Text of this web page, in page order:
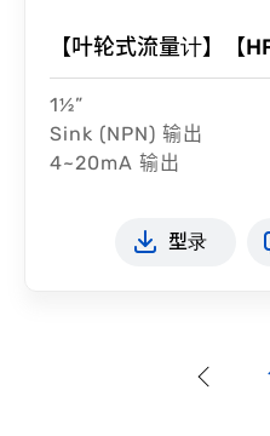
【叶轮式流量计】【
1½”
Sink (NPN) 输出
4~20mA 输出
型录